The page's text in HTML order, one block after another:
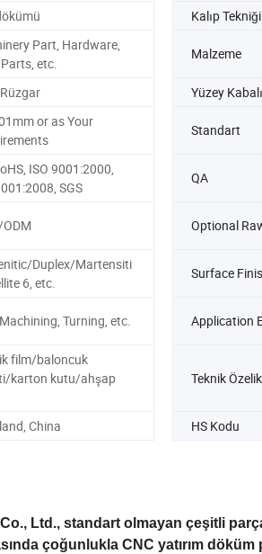
Kalıp Tekniği
Part, Hardware,
etc.
Malzeme
Yüzey
or as Your
Standart
ISO 9001:2000,
SGS
QA
Optional
Duplex/Martensiti
6, etc.
Surface
Turning, etc. Application
film/baloncuk
karton kutu/ahşap
Teknik
China HS Kodu
Ltd., standart olmayan çeşitli
çoğunlukla CNC yatırım döküm